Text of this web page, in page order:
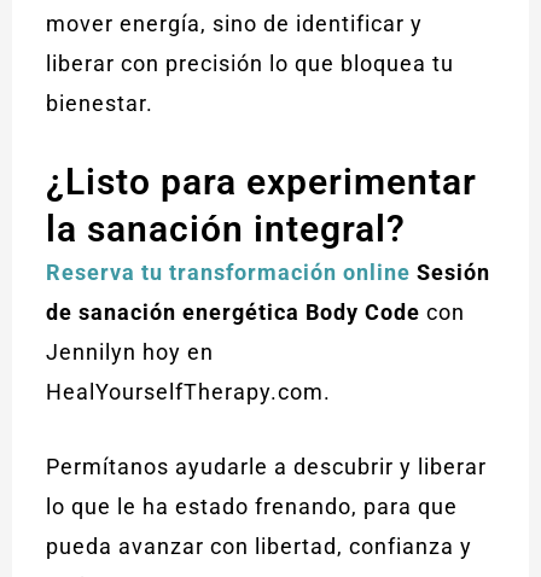
mover energía, sino de identificar y
liberar con precisión lo que bloquea tu
bienestar.
¿Listo para experimentar
la sanación integral?
Reserva tu transformación online Sesión
de sanación energética Body Code con
Jennilyn hoy en
HealYourselfTherapy.com.
Permítanos ayudarle a descubrir y liberar
lo que le ha estado frenando, para que
pueda avanzar con libertad, confianza y